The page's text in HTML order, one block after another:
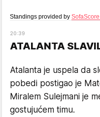
Standings provided by
20:39
ATALANTA
Atalanta je uspela da
pobedi postigao je
Miralem Sulejmani je
gostujućem timu.